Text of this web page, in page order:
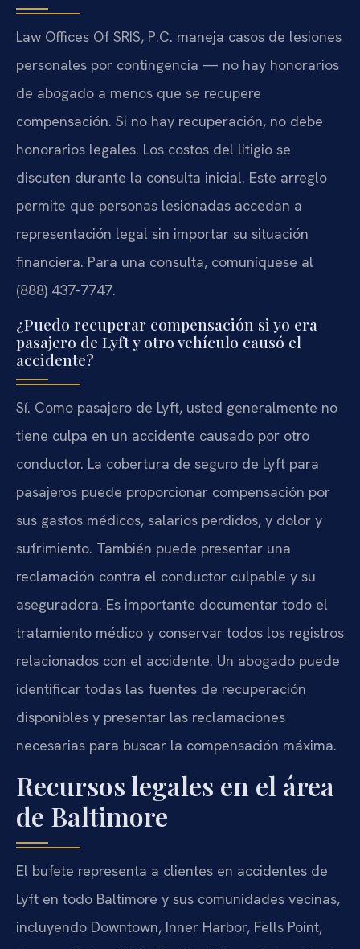
Law Offices Of SRIS, P.C. maneja casos de lesiones
personales por contingencia — no hay honorarios
de abogado a menos que se recupere
compensación. Si no hay recuperación, no debe
honorarios legales. Los costos del litigio se
discuten durante la consulta inicial. Este arreglo
permite que personas lesionadas accedan a
representación legal sin importar su situación
financiera. Para una consulta, comuníquese al
(888) 437-7747.
¿Puedo recuperar compensación si yo era
pasajero de Lyft y otro vehículo causó el
accidente?
Sí. Como pasajero de Lyft, usted generalmente no
tiene culpa en un accidente causado por otro
conductor. La cobertura de seguro de Lyft para
pasajeros puede proporcionar compensación por
sus gastos médicos, salarios perdidos, y dolor y
sufrimiento. También puede presentar una
reclamación contra el conductor culpable y su
aseguradora. Es importante documentar todo el
tratamiento médico y conservar todos los registros
relacionados con el accidente. Un abogado puede
identificar todas las fuentes de recuperación
disponibles y presentar las reclamaciones
necesarias para buscar la compensación máxima.
Recursos legales en el área
de Baltimore
El bufete representa a clientes en accidentes de
Lyft en todo Baltimore y sus comunidades vecinas,
incluyendo Downtown, Inner Harbor, Fells Point,